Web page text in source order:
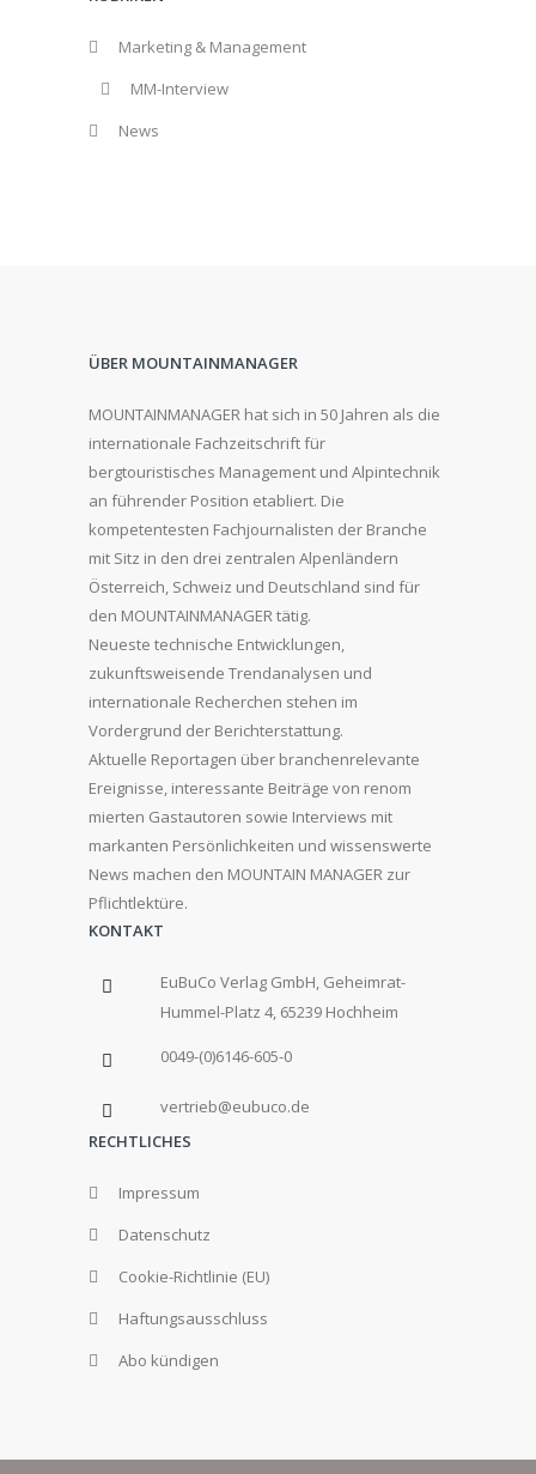
Marketing & Management
MM-Interview
News
ÜBER MOUNTAINMANAGER
MOUNTAINMANAGER hat sich in 50 Jahren als die
internationale Fachzeitschrift für
bergtouristisches Management und Alpintechnik
an führender Position etabliert. Die
kompetentesten Fachjournalisten der Branche
mit Sitz in den drei zentralen Alpenländern
Österreich, Schweiz und Deutschland sind für
den MOUNTAINMANAGER tätig.
Neueste technische Entwicklungen,
zukunftsweisende Trendanalysen und
internationale Recherchen stehen im
Vordergrund der Berichterstattung.
Aktuelle Reportagen über branchenrelevante
Ereignisse, interessante Beiträge von renom
mierten Gastautoren sowie Interviews mit
markanten Persönlichkeiten und wissenswerte
News machen den MOUNTAIN MANAGER zur
Pflichtlektüre.
KONTAKT
EuBuCo Verlag GmbH, Geheimrat-
Hummel-Platz 4, 65239 Hochheim
0049-(0)6146-605-0
vertrieb@eubuco.de
RECHTLICHES
Impressum
Datenschutz
Cookie-Richtlinie (EU)
Haftungsausschluss
Abo kündigen